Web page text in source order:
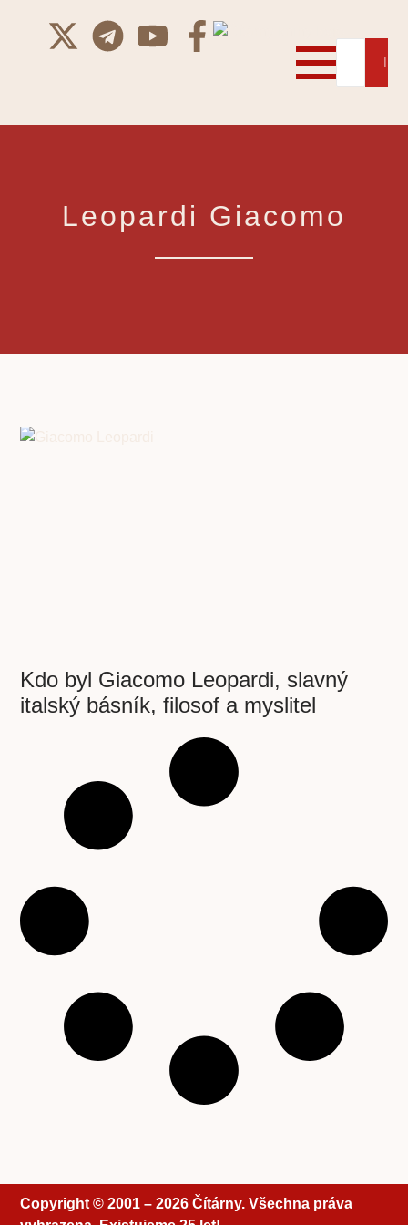
Leopardi Giacomo
Kdo byl Giacomo Leopardi, slavný
italský básník, filosof a myslitel
Copyright © 2001 – 2026 Čítárny. Všechna práva